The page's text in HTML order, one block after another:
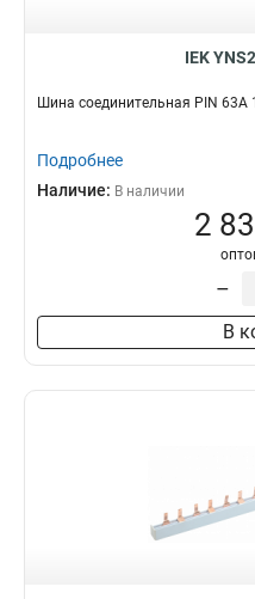
IEK
Шина соединительная PIN
Подробнее
Наличие: В наличии
2
–
В